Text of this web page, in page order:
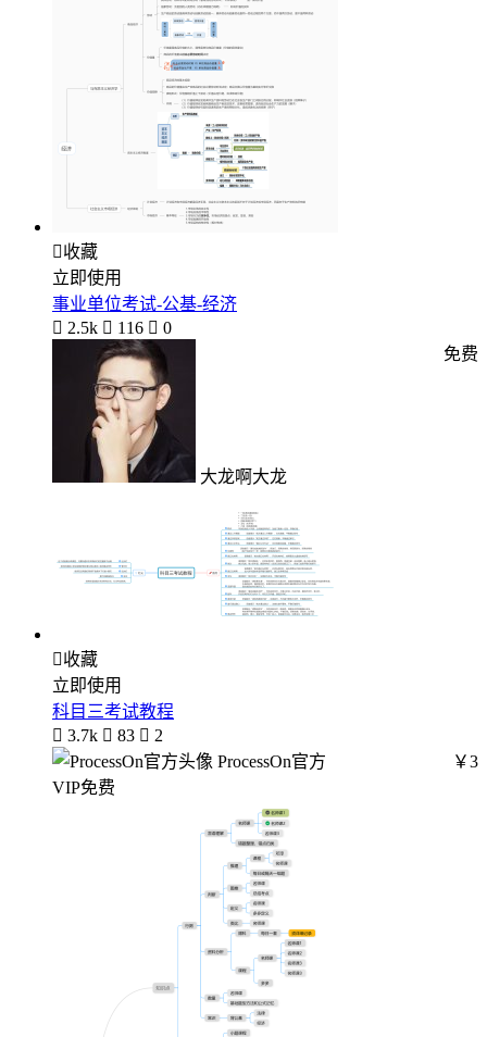
收藏
立即使用
事业单位考试-公基-经济
 2.5k  116  0
大龙啊大龙
免费
收藏
立即使用
科目三考试教程
 3.7k  83  2
ProcessOn官方
￥3
VIP免费